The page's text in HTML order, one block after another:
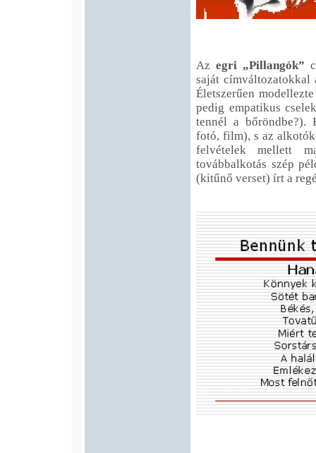
Az egri „Pillangók”
saját címváltozatokkal
Életszerűen
pedig empatikus
tennél a bőröndbe?).
fotó, film), s az
felvételek mellett
továbbalkotás szép
(kitűnő verset) írt a